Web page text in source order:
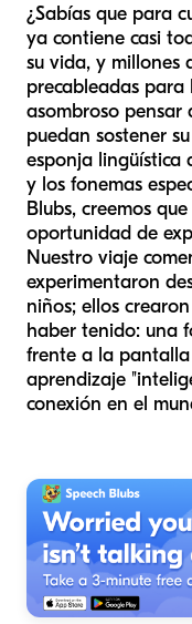
¿Sabías que para
ya contiene casi
su vida, y millones
precableadas para
asombroso pensar
puedan sostener
esponja lingüística
y los fonemas
Blubs, creemos
oportunidad de
Nuestro viaje
experimentaron
niños; ellos
haber tenido: una
frente a la
aprendizaje
conexión en el